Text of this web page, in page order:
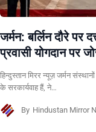
जर्मन: बर्लिन दौरे पर
प्रवासी योगदान पर
हिन्दुस्तान मिरर न्यूज़ जर्मन
के सरकार्यवाह हैं, ने…
By Hindustan Mirror